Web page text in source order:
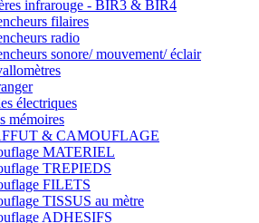
infrarouge - BIR3 & BIR4
filaires
radio
sonore/ mouvement/ éclair
électriques
mémoires
& CAMOUFLAGE
MATERIEL
TREPIEDS
FILETS
TISSUS au mètre
ADHESIFS